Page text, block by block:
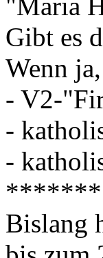
"Maria
Gibt es
Wenn
- V2-
-
-
Bislang